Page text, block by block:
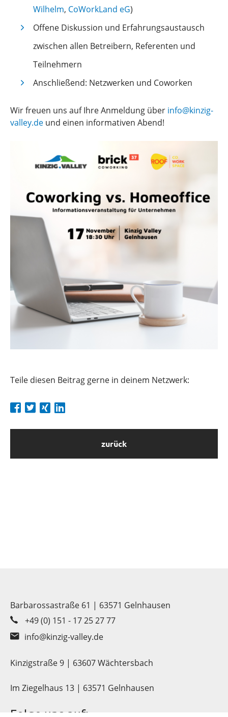
Wilhelm, CoWorkLand eG)
Offene Diskussion und Erfahrungsaustausch
zwischen allen Betreibern, Referenten und
Teilnehmern
Anschließend: Netzwerken und Coworken
Wir freuen uns auf Ihre Anmeldung über info@kinzig-
valley.de und einen informativen Abend!
Teile diesen Beitrag gerne in deinem Netzwerk:
zurück
Barbarossastraße 61 | 63571 Gelnhausen
+49 (0) 151 - 17 25 27 77
info@kinzig-valley.de
Kinzigstraße 9 | 63607 Wächtersbach
Im Ziegelhaus 13 | 63571 Gelnhausen
Folge uns auf: